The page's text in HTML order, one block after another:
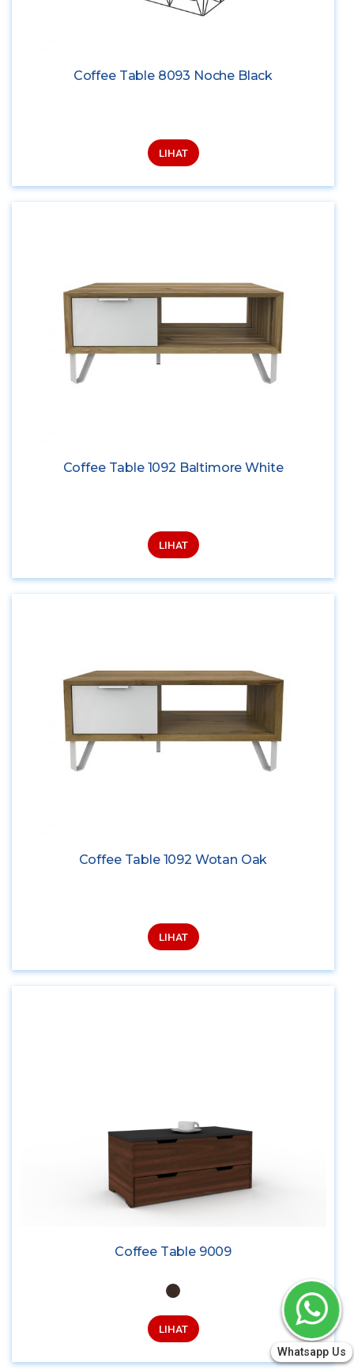
Coffee Table 8093 Noche Black
LIHAT
Coffee Table 1092 Baltimore White
LIHAT
Coffee Table 1092 Wotan Oak
LIHAT
Coffee Table 9009
LIHAT
Whatsapp Us